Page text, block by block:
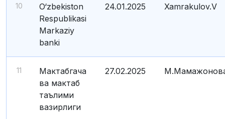
10
O‘zbekiston
Respublikasi
Markaziy
banki
24.01.2025 Xamrakulov.V
11
Мактабгача
ва мактаб
таълими
вазирлиги
27.02.2025